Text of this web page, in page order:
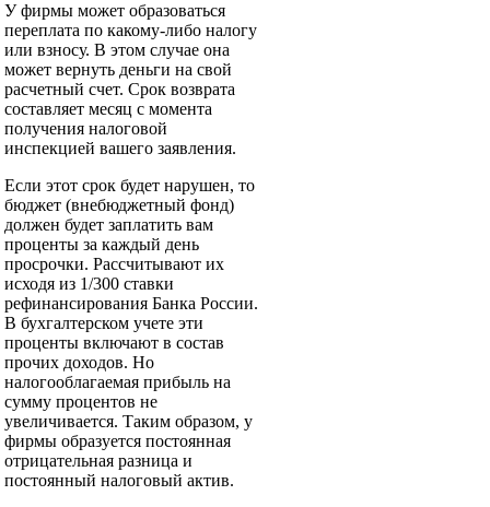
У фирмы может образоваться
переплата по какому-либо налогу
или взносу. В этом случае она
может вернуть деньги на свой
расчетный счет. Срок возврата
составляет месяц с момента
получения налоговой
инспекцией вашего заявления.
Если этот срок будет нарушен, то
бюджет (внебюджетный фонд)
должен будет заплатить вам
проценты за каждый день
просрочки. Рассчитывают их
исходя из 1/300 ставки
рефинансирования Банка России.
В бухгалтерском учете эти
проценты включают в состав
прочих доходов. Но
налогооблагаемая прибыль на
сумму процентов не
увеличивается. Таким образом, у
фирмы образуется постоянная
отрицательная разница и
постоянный налоговый актив.